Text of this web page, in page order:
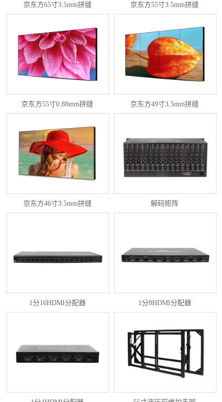
京东方65寸3.5mm拼缝 京东方55寸3.5mm拼缝
京东方55寸0.88mm拼缝 京东方49寸3.5mm拼缝
京东方46寸3.5mm拼缝 解码矩阵
1分16HDMI分配器 1分8HDMI分配器